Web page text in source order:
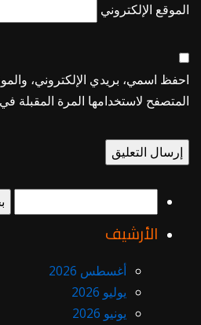
الموقع الإلكتروني
احفظ اسمي، بريدي الإلكتروني،
المتصفح لاستخدامها المرة المقبلة
عن:
الأرشيف
أغسطس 2026
يوليو 2026
يونيو 2026